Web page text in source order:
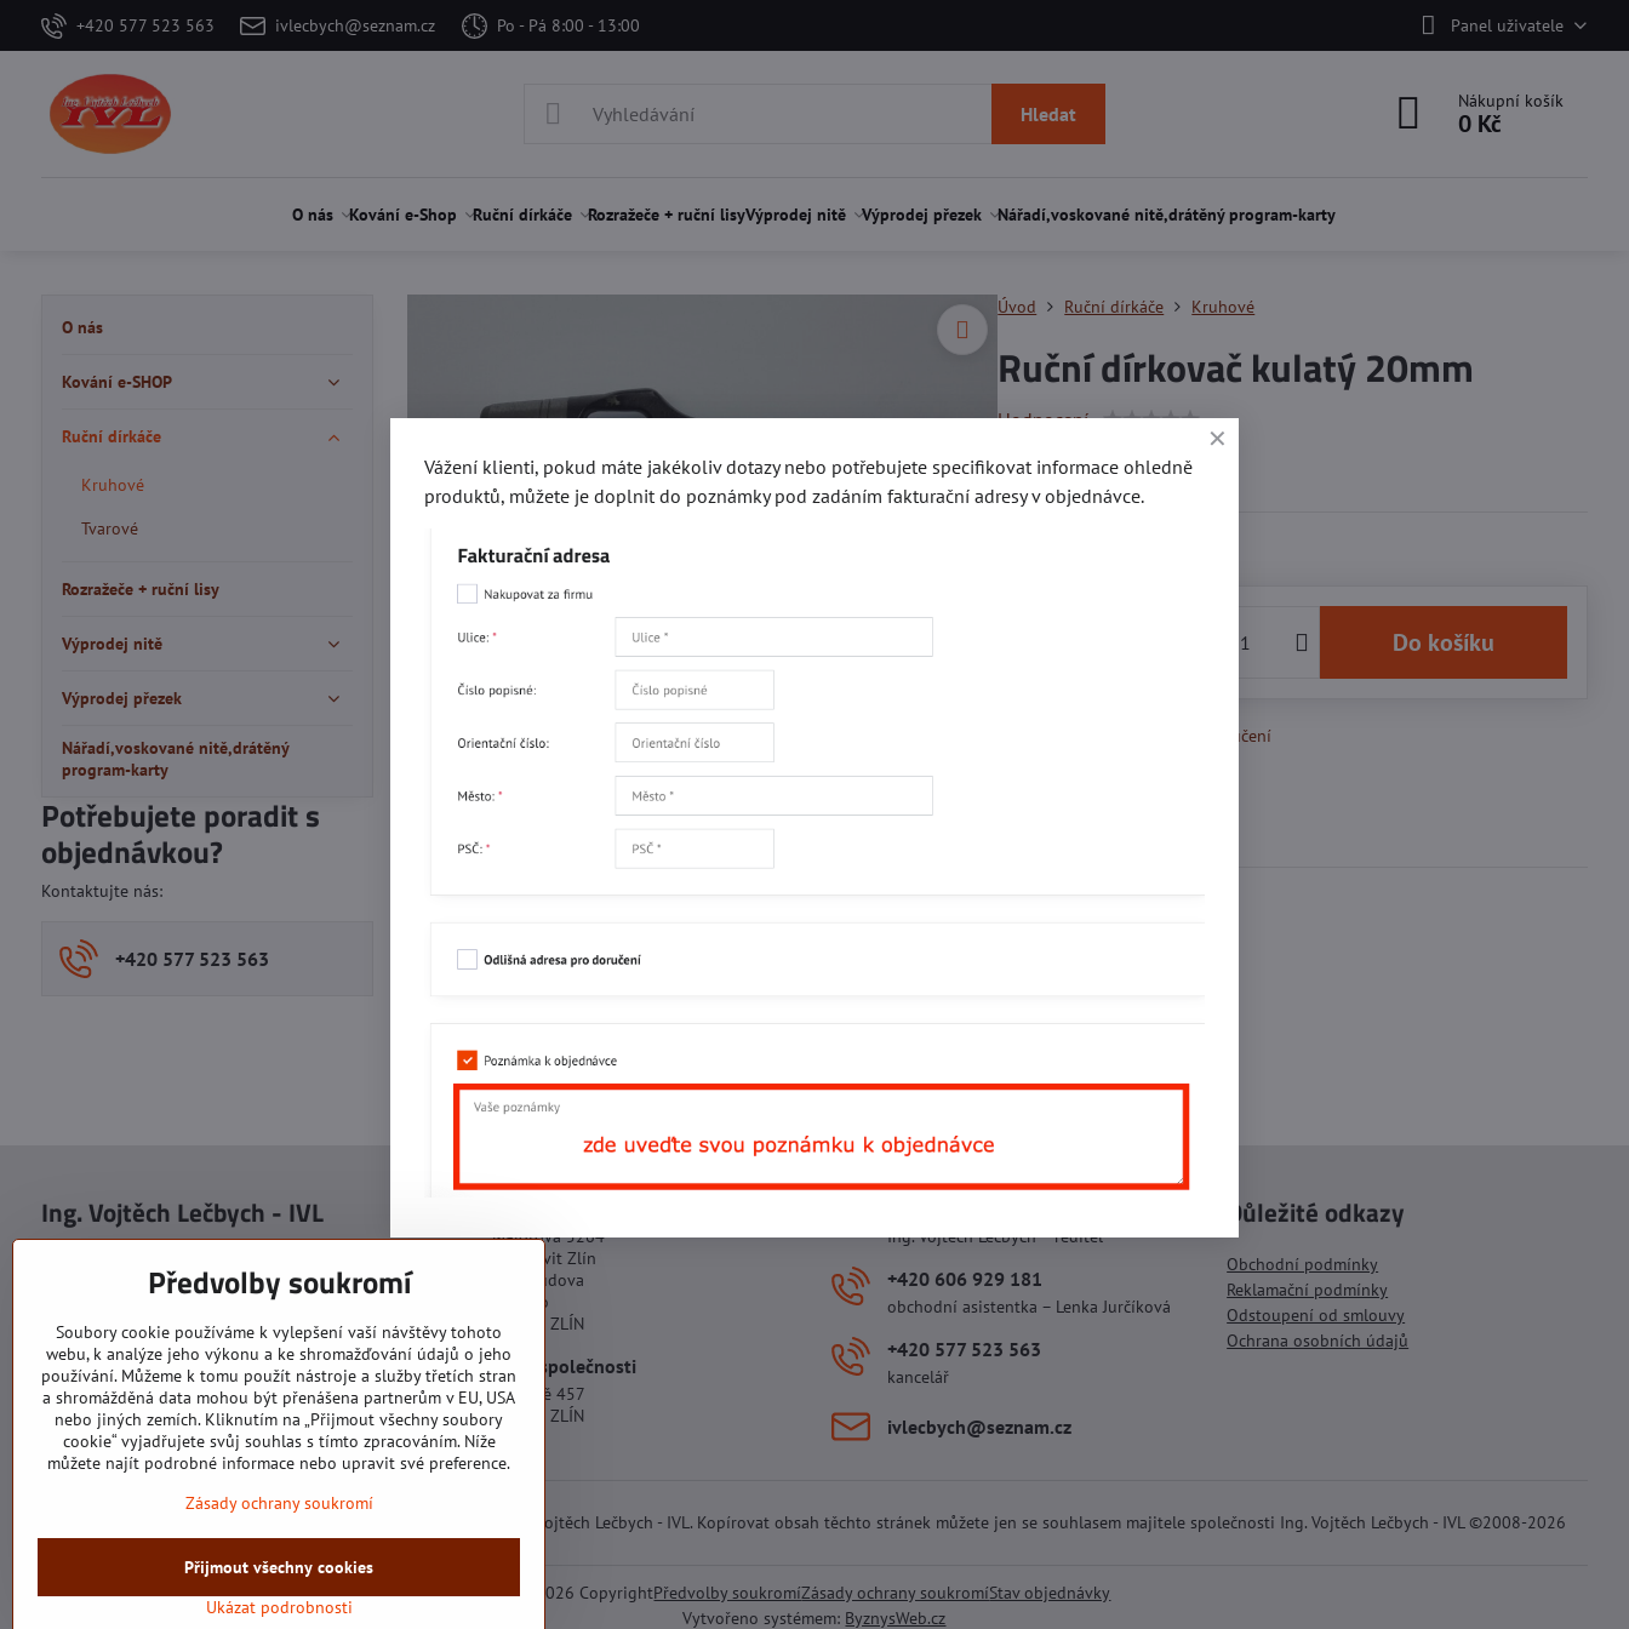
+420 577 523 563 ivlecbych@seznam.cz Po - Pá 8:00 - 13:00 Panel uživatele
Hledat
Nákupní košík
0 Kč
O nás Kování e-Shop Ruční dírkáče Rozražeče + ruční lisyVýprodej nitě Výprodej přezek Nářadí,voskované nitě,drátěný program-karty
Úvod Ruční dírkáče Kruhové
Ruční dírkovač kulatý 20mm
Hodnocení
Vysekává otvor 20 mm.
Do košíku
Doručení
FacebookTwitterBlueskyPinterestRedditLinkedInWhatsApp
E-
O nás
Kování e-SHOP
Ruční dírkáče
Kruhové
Tvarové
Rozražeče + ruční lisy
Výprodej nitě
Výprodej přezek
Nářadí,voskované nitě,drátěný
program-karty
Potřebujete poradit s
objednávkou?
Kontaktujte nás:
+420 577 523 563
Ing. Vojtěch Lečbych - IVL
DIČ: CZ5602130809
IČO: 29007356
DIČ: CZ29007356
Malotova 5264
Areál Svit Zlín
113. budova
1. patro
760 01 ZLÍN
Sídlo společnosti
U Hřiště 457
760 01 ZLÍN
Ing. Vojtěch Lečbych – ředitel
+420 606 929 181
obchodní asistentka – Lenka Jurčíková
+420 577 523 563
kancelář
ivlecbych​@seznam​.cz
Důležité odkazy
Obchodní podmínky
Reklamační podmínky
Odstoupení od smlouvy
Ochrana osobních údajů
Všechny texty, obrázky a fotografie jsou majetkem společnosti Ing. Vojtěch Lečbych - IVL. Kopírovat obsah těchto stránek můžete jen se souhlasem majitele společnosti Ing. Vojtěch Lečbych - IVL ©2008-2026
© 2026 CopyrightPředvolby soukromíZásady ochrany soukromíStav objednávky
Vytvořeno systémem: ByznysWeb.cz
Předvolby soukromí
Soubory cookie používáme k vylepšení vaší návštěvy tohoto
webu, k analýze jeho výkonu a ke shromažďování údajů o jeho
používání. Můžeme k tomu použít nástroje a služby třetích stran
a shromážděná data mohou být přenášena partnerům v EU, USA
nebo jiných zemích. Kliknutím na „Přijmout všechny soubory
cookie“ vyjadřujete svůj souhlas s tímto zpracováním. Níže
můžete najít podrobné informace nebo upravit své preference.
Zásady ochrany soukromí
Ukázat podrobnosti
Přijmout všechny cookies
Vážení klienti, pokud máte jakékoliv dotazy nebo potřebujete specifikovat informace ohledně
produktů, můžete je doplnit do poznámky pod zadáním fakturační adresy v objednávce.